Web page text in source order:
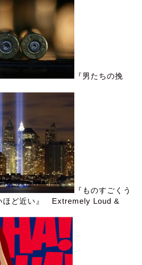
『男たちの挽
『ものすごくう
ほど近い』 Extremely Loud &